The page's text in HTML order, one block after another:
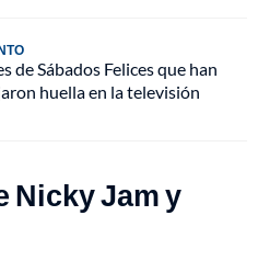
de Sábados Felices que han
huella en la televisión
Nicky Jam y